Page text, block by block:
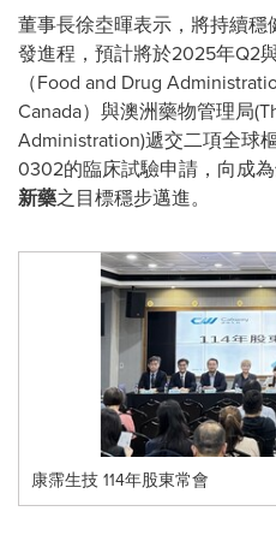
董事長徐坴暉表示，將持續穩
發進程，預計將於2025年Q2
（Food and Drug
Canada）與澳洲藥物管理局
Administration)遞交二項全球
0302的臨床試驗申請，向成為
新藥之目標穩步邁進。
康霈生技 114年股東常會